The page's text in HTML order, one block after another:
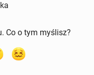
Co o tym myślisz?